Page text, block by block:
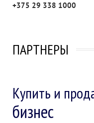
+375 29 338 1000
ПАРТНЕРЫ
Купить и
бизнес